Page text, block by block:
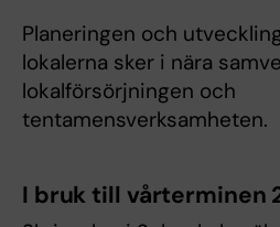
Planeringen och
lokalerna sker i nära
lokalförsörjningen och
tentamensverksamheten.
I bruk till vårterminen